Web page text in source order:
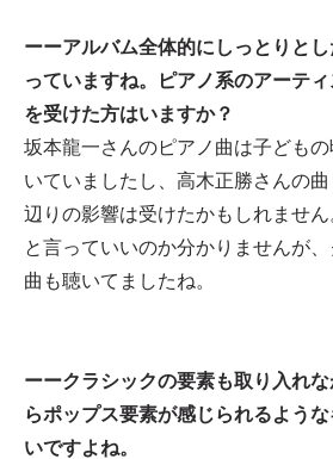
ーーアルバム全体的にしっとりと
っていますね。ピアノ系のアーテ
を受けた方はいますか？
坂本龍一さんのピアノ曲は子ども
いていましたし、高木正勝さんの
辺りの影響は受けたかもしれませ
と言っていいのか分かりませんが
曲も聴いてましたね。
ーークラシックの要素も取り入れ
らポップス要素が感じられるよう
いですよね。